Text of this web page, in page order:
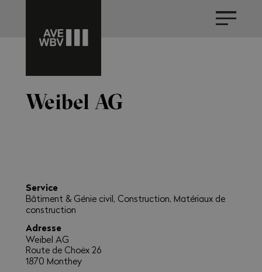
Weibel AG
Service
Bâtiment & Génie civil, Construction, Matériaux de
construction
Adresse
Weibel AG
Route de Choëx 26
1870 Monthey